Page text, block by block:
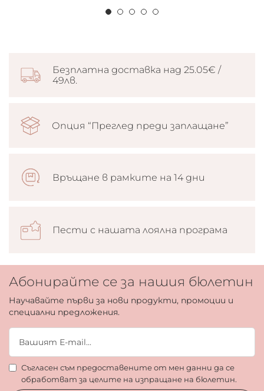
Безплатна доставка над 25.05€ /
49лв.
Опция “Преглед преди заплащане”
Връщане в рамките на 14 дни
Пести с нашата лоялна програма
Абонирайте се за нашия бюлетин
Научавайте първи за нови продукти, промоции и
специални предложения.
Съгласен съм предоставените от мен данни да се
обработват за целите на изпращане на бюлетин.